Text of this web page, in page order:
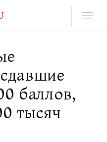
баллов,
тысяч